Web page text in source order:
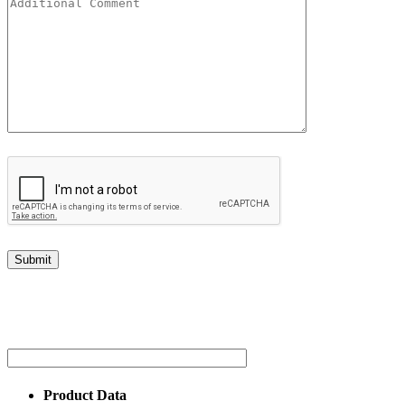
Product Data